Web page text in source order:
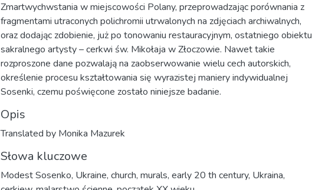
Zmartwychwstania w miejscowości Polany, przeprowadzając porównania z
fragmentami utraconych polichromii utrwalonych na zdjęciach archiwalnych,
oraz dodając zdobienie, już po tonowaniu restauracyjnym, ostatniego obiektu
sakralnego artysty – cerkwi św. Mikołaja w Złoczowie. Nawet takie
rozproszone dane pozwalają na zaobserwowanie wielu cech autorskich,
określenie procesu kształtowania się wyrazistej maniery indywidualnej
Sosenki, czemu poświęcone zostało niniejsze badanie.
Opis
Translated by Monika Mazurek
Słowa kluczowe
Modest Sosenko, Ukraine, church, murals, early 20 th century, Ukraina,